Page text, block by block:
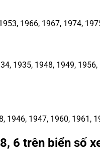
1966, 1967, 1974,
1935, 1948, 1949,
1947, 1960, 1961,
6 trên biển số